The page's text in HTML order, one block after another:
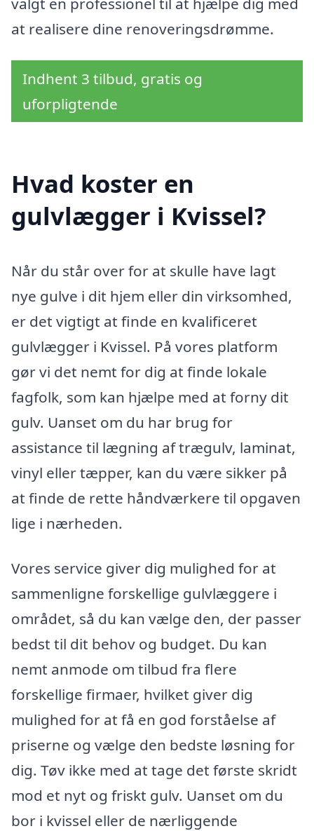
at realisere dine renoveringsdrømme.
Indhent 3 tilbud, gratis og
uforpligtende
Hvad koster en
gulvlægger i Kvissel?
Når du står over for at skulle have lagt
nye gulve i dit hjem eller din virksomhed,
er det vigtigt at finde en kvalificeret
gulvlægger i Kvissel. På vores platform
gør vi det nemt for dig at finde lokale
fagfolk, som kan hjælpe med at forny dit
gulv. Uanset om du har brug for
assistance til lægning af trægulv, laminat,
vinyl eller tæpper, kan du være sikker på
at finde de rette håndværkere til opgaven
lige i nærheden.
Vores service giver dig mulighed for at
sammenligne forskellige gulvlæggere i
området, så du kan vælge den, der passer
bedst til dit behov og budget. Du kan
nemt anmode om tilbud fra flere
forskellige firmaer, hvilket giver dig
mulighed for at få en god forståelse af
priserne og vælge den bedste løsning for
dig. Tøv ikke med at tage det første skridt
mod et nyt og friskt gulv. Uanset om du
bor i kvissel eller de nærliggende